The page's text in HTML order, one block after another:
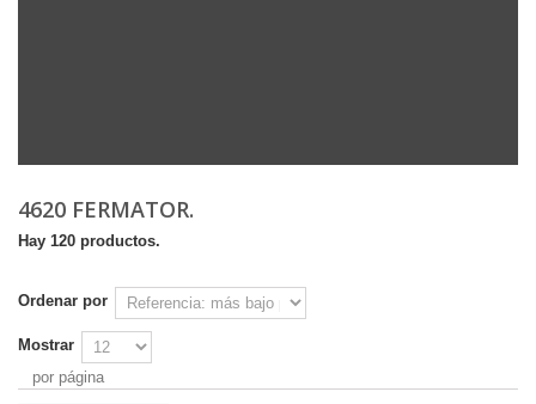
4620 FERMATOR.
Hay 120 productos.
Ordenar por
Mostrar
por página